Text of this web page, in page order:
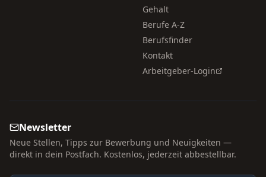
Gehalt
Berufe A-Z
Berufsfinder
Kontakt
Arbeitgeber-Login
Newsletter
Neue Stellen, Tipps zur Bewerbung und Neuigkeiten —
direkt in dein Postfach. Kostenlos, jederzeit abbestellbar.